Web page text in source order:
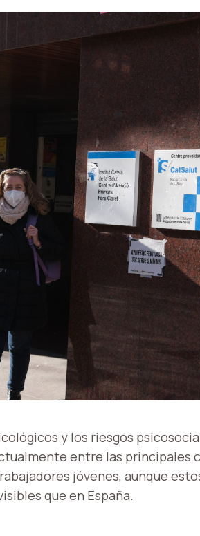
y los riesgos
entre las principales
jóvenes, aunque
que en España.